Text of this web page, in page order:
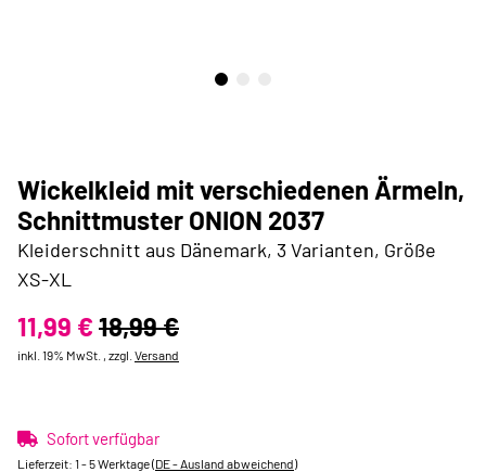
Wickelkleid mit verschiedenen Ärmeln,
Schnittmuster ONION 2037
Kleiderschnitt aus Dänemark, 3 Varianten, Größe
XS-XL
11,99 € 18,99 €
inkl. 19% MwSt. , zzgl. Versand
Sofort verfügbar
Lieferzeit: 1 - 5 Werktage(DE - Ausland abweichend)